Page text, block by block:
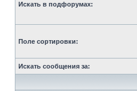
Искать в подфорумах:
Поле сортировки:
Искать сообщения за: